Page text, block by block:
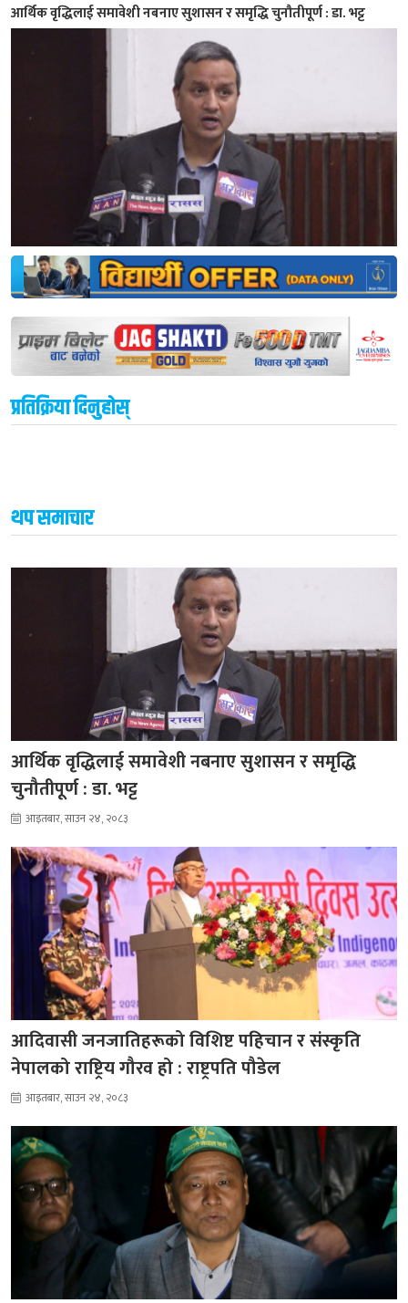
आर्थिक वृद्धिलाई समावेशी नबनाए सुशासन र समृद्धि चुनौतीपूर्ण : डा. भट्ट
प्रतिक्रिया दिनुहोस्
थप समाचार
आर्थिक वृद्धिलाई समावेशी नबनाए सुशासन र समृद्धि
चुनौतीपूर्ण : डा. भट्ट
आइतबार, साउन २४, २०८३
आदिवासी जनजातिहरूको विशिष्ट पहिचान र संस्कृति
नेपालको राष्ट्रिय गौरव हो : राष्ट्रपति पौडेल
आइतबार, साउन २४, २०८३